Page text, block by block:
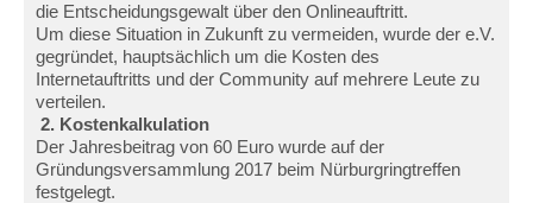
die Entscheidungsgewalt über den Onlineauftritt.
Um diese Situation in Zukunft zu vermeiden, wurde der e.V.
gegründet, hauptsächlich um die Kosten des
Internetauftritts und der Community auf mehrere Leute zu
verteilen.
2. Kostenkalkulation
Der Jahresbeitrag von 60 Euro wurde auf der
Gründungsversammlung 2017 beim Nürburgringtreffen
festgelegt.